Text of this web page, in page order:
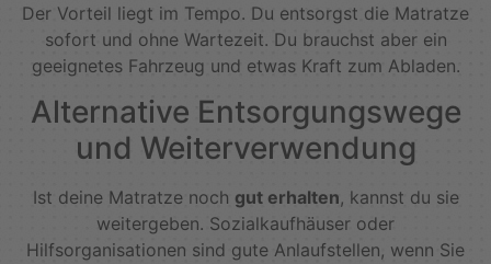
Der Vorteil liegt im Tempo. Du entsorgst die Matratze
sofort und ohne Wartezeit. Du brauchst aber ein
geeignetes Fahrzeug und etwas Kraft zum Abladen.
Alternative Entsorgungswege
und Weiterverwendung
Ist deine Matratze noch gut erhalten, kannst du sie
weitergeben. Sozialkaufhäuser oder
Hilfsorganisationen sind gute Anlaufstellen, wenn Sie